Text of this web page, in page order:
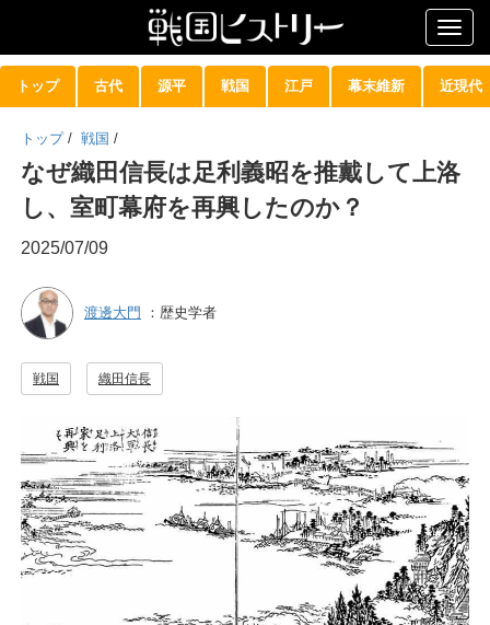
トップ 古代 源平 戦国 江戸 幕末維新 近現代
トップ / 戦国 /
なぜ織田信長は足利義昭を推戴して上洛
し、室町幕府を再興したのか？
2025/07/09
渡邊大門 ：歴史学者
戦国 織田信長